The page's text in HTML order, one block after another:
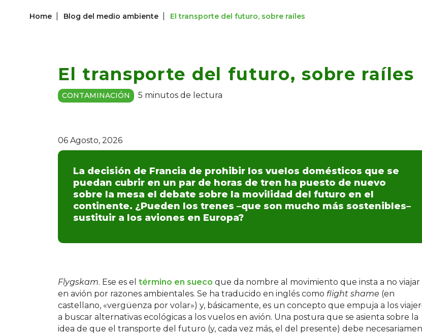
Home Blog del medio ambiente El transporte del futuro, sobre raíles
El transporte del futuro, sobre raíles
CONTAMINACIÓN 5 minutos de lectura
06 Agosto, 2026
La decisión de Francia de prohibir los vuelos domésticos que se
puedan cubrir en un par de horas de tren ha puesto de nuevo
sobre la mesa el debate sobre la movilidad del futuro en el
continente. ¿Pueden los trenes –que son mucho más sostenibles–
sustituir a los aviones en Europa?
Flygskam. Ese es el término en sueco que da nombre al movimiento que insta a no viajar
en avión por razones ambientales. Se ha traducido en inglés como flight shame (en
castellano, «vergüenza por volar») y, básicamente, es un concepto que empuja a los
a buscar alternativas ecológicas a los vuelos en avión. Una postura que se asienta sobre la
idea de que el transporte del futuro (y, cada vez más, el del presente) debe